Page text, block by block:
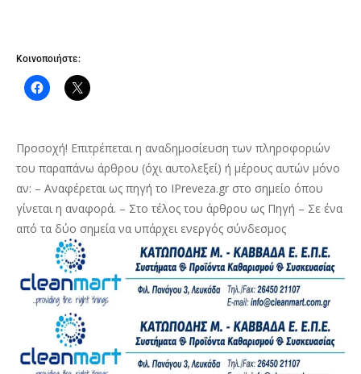
Κοινοποιήστε:
Προσοχή! Επιτρέπεται η αναδημοσίευση των πληροφοριών
του παραπάνω άρθρου (όχι αυτολεξεί) ή μέρους αυτών μόνο
αν: – Αναφέρεται ως πηγή το IPreveza.gr στο σημείο όπου
γίνεται η αναφορά. – Στο τέλος του άρθρου ως Πηγή – Σε ένα
από τα δύο σημεία να υπάρχει ενεργός σύνδεσμος